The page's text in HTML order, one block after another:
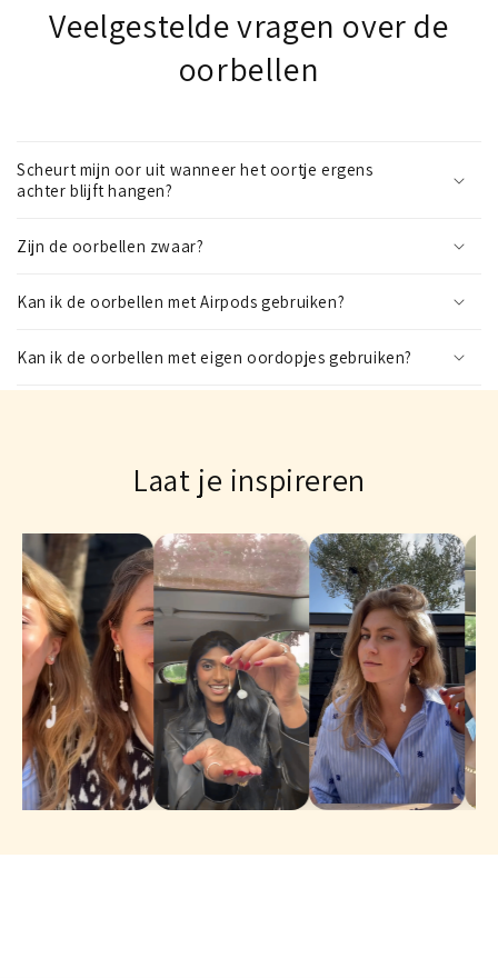
Veelgestelde vragen over de
oorbellen
Scheurt mijn oor uit wanneer het oortje ergens
achter blijft hangen?
Zijn de oorbellen zwaar?
Kan ik de oorbellen met Airpods gebruiken?
Kan ik de oorbellen met eigen oordopjes gebruiken?
Laat je inspireren